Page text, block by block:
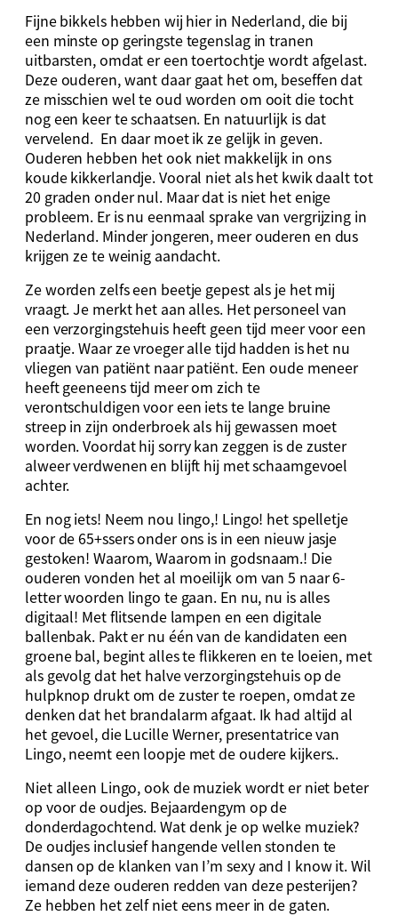
Fijne bikkels hebben wij hier in Nederland, die bij
een minste op geringste tegenslag in tranen
uitbarsten, omdat er een toertochtje wordt afgelast.
Deze ouderen, want daar gaat het om, beseffen dat
ze misschien wel te oud worden om ooit die tocht
nog een keer te schaatsen. En natuurlijk is dat
vervelend. En daar moet ik ze gelijk in geven.
Ouderen hebben het ook niet makkelijk in ons
koude kikkerlandje. Vooral niet als het kwik daalt tot
20 graden onder nul. Maar dat is niet het enige
probleem. Er is nu eenmaal sprake van vergrijzing in
Nederland. Minder jongeren, meer ouderen en dus
krijgen ze te weinig aandacht.
Ze worden zelfs een beetje gepest als je het mij
vraagt. Je merkt het aan alles. Het personeel van
een verzorgingstehuis heeft geen tijd meer voor een
praatje. Waar ze vroeger alle tijd hadden is het nu
vliegen van patiënt naar patiënt. Een oude meneer
heeft geeneens tijd meer om zich te
verontschuldigen voor een iets te lange bruine
streep in zijn onderbroek als hij gewassen moet
worden. Voordat hij sorry kan zeggen is de zuster
alweer verdwenen en blijft hij met schaamgevoel
achter.
En nog iets! Neem nou lingo,! Lingo! het spelletje
voor de 65+ssers onder ons is in een nieuw jasje
gestoken! Waarom, Waarom in godsnaam.! Die
ouderen vonden het al moeilijk om van 5 naar 6-
letter woorden lingo te gaan. En nu, nu is alles
digitaal! Met flitsende lampen en een digitale
ballenbak. Pakt er nu één van de kandidaten een
groene bal, begint alles te flikkeren en te loeien, met
als gevolg dat het halve verzorgingstehuis op de
hulpknop drukt om de zuster te roepen, omdat ze
denken dat het brandalarm afgaat. Ik had altijd al
het gevoel, die Lucille Werner, presentatrice van
Lingo, neemt een loopje met de oudere kijkers..
Niet alleen Lingo, ook de muziek wordt er niet beter
op voor de oudjes. Bejaardengym op de
donderdagochtend. Wat denk je op welke muziek?
De oudjes inclusief hangende vellen stonden te
dansen op de klanken van I’m sexy and I know it. Wil
iemand deze ouderen redden van deze pesterijen?
Ze hebben het zelf niet eens meer in de gaten.